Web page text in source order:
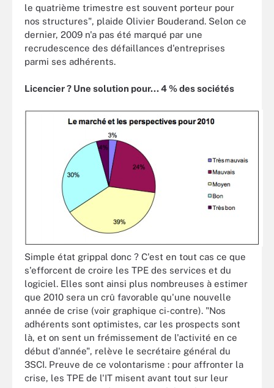
le quatrième trimestre est souvent porteur pour
nos structures", plaide Olivier Bouderand. Selon ce
dernier, 2009 n'a pas été marqué par une
recrudescence des défaillances d'entreprises
parmi ses adhérents.
Licencier ? Une solution pour... 4 % des sociétés
Simple état grippal donc ? C'est en tout cas ce que
s'efforcent de croire les TPE des services et du
logiciel. Elles sont ainsi plus nombreuses à estimer
que 2010 sera un crû favorable qu'une nouvelle
année de crise (voir graphique ci-contre). "Nos
adhérents sont optimistes, car les prospects sont
là, et on sent un frémissement de l'activité en ce
début d'année", relève le secrétaire général du
3SCI. Preuve de ce volontarisme : pour affronter la
crise, les TPE de l'IT misent avant tout sur leur